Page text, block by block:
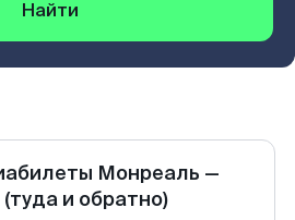
Найти
Монреаль —
(туда и обратно)